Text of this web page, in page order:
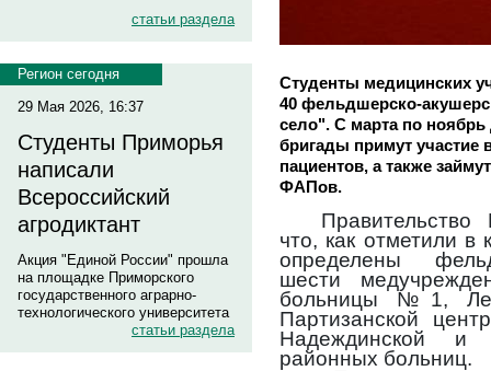
статьи раздела
Регион сегодня
29 Мая 2026, 16:37
Студенты Приморья
написали
Всероссийский
агродиктант
Акция "Единой России" прошла
на площадке Приморского
государственного аграрно-
технологического университета
статьи раздела
Студенты медицинских
40 фельдшерско-
село". С марта по ноябрь
бригады примут участие
пациентов, а также
ФАПов.
что, как отметили в
определены
шести
больницы №1,
Партизанской
Надеждинской и
районных больниц.